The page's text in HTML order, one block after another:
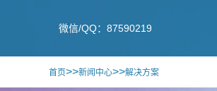
微信/QQ：87590219
首页>>新闻中心>>解决方案